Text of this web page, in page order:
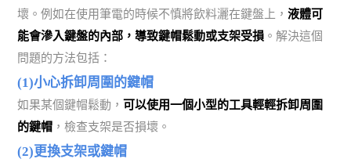
壞。例如在使用筆電的時候不慎將飲料灑在鍵盤上，液體可
能會滲入鍵盤的內部，導致鍵帽鬆動或支架受損 。解決這個
問題的方法包括：
(1)小心拆卸周圍的鍵帽
如果某個鍵帽鬆動， 可以使用一個小型的工具輕輕拆卸周圍
的鍵帽 ，檢查支架是否損壞。
(2)更換支架或鍵帽